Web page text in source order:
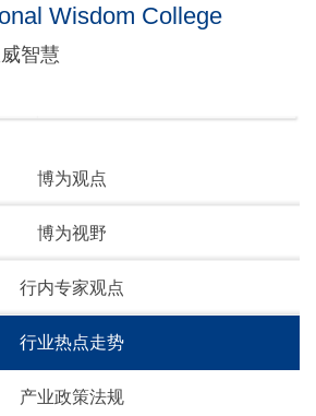
Wisdom College
智慧
博为观点
博为视野
行内专家观点
行业热点走势
产业政策法规